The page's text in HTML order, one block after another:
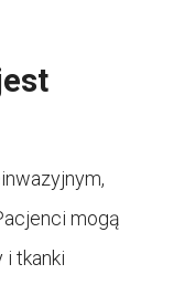
mogą
i tkanki